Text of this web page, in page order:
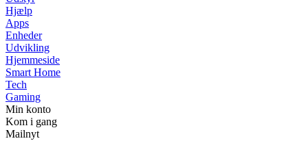
Hjælp
Apps
Enheder
Udvikling
Hjemmeside
Smart Home
Tech
Gaming
Min konto
Kom i gang
Mailnyt